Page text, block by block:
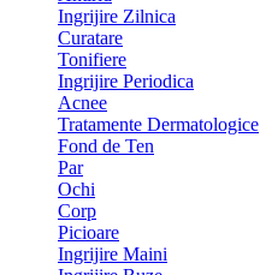
Ingrijire Zilnica
Curatare
Tonifiere
Ingrijire Periodica
Acnee
Tratamente Dermatologice
Fond de Ten
Par
Ochi
Corp
Picioare
Ingrijire Maini